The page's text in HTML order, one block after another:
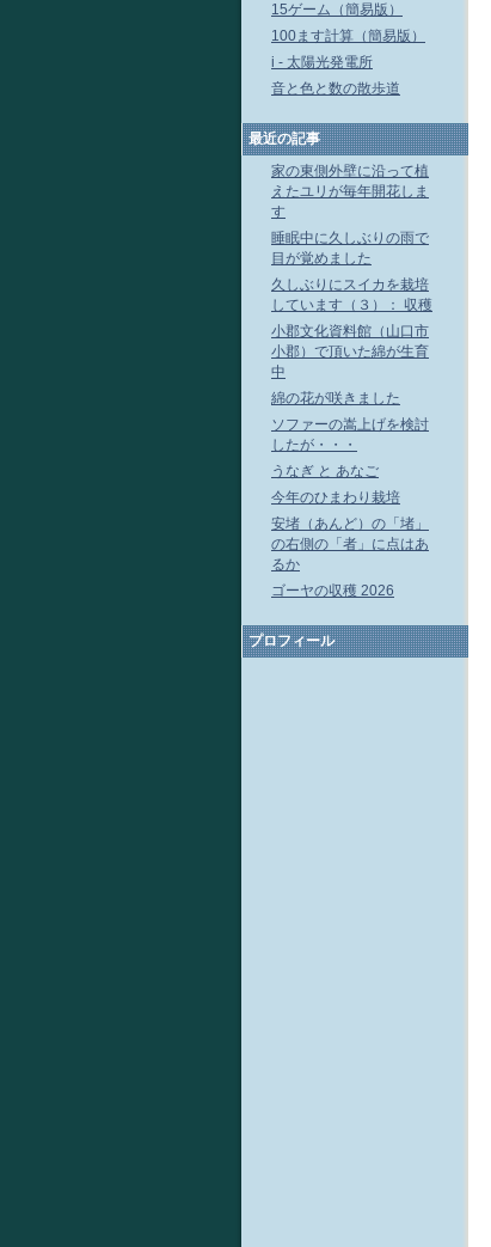
15ゲーム（簡易版）
100ます計算（簡易版）
i - 太陽光発電所
音と色と数の散歩道
最近の記事
家の東側外壁に沿って植
えたユリが毎年開花しま
す
睡眠中に久しぶりの雨で
目が覚めました
久しぶりにスイカを栽培
しています（３）： 収穫
小郡文化資料館（山口市
小郡）で頂いた綿が生育
中
綿の花が咲きました
ソファーの嵩上げを検討
したが・・・
うなぎ と あなご
今年のひまわり栽培
安堵（あんど）の「堵」
の右側の「者」に点はあ
るか
ゴーヤの収穫 2026
プロフィール